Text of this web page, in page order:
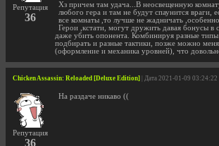
Репутация
36
Хз причем там удача...В неосвещенную
любого гера и там не будут спаунится враги,
все комнаты ,то лучше не жадничать ,особенно
Герои ,кстати, могут дружить давая бонусы в
даже убить опонента. Комбинируя разные
подбирать и разные тактики, позже можно
(оформление и механика уровней), что
Chicken Assassin: Reloaded [Deluxe Edition] | Дата 2021-01-09 03:24:22
Репутация
36
На раздаче никаво ((